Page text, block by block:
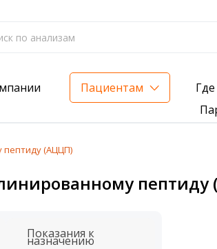
Пациентам
витамины — всего 3
проверки на наличие инфекций
пептиду (АЦЦП)
Показания к
назначению